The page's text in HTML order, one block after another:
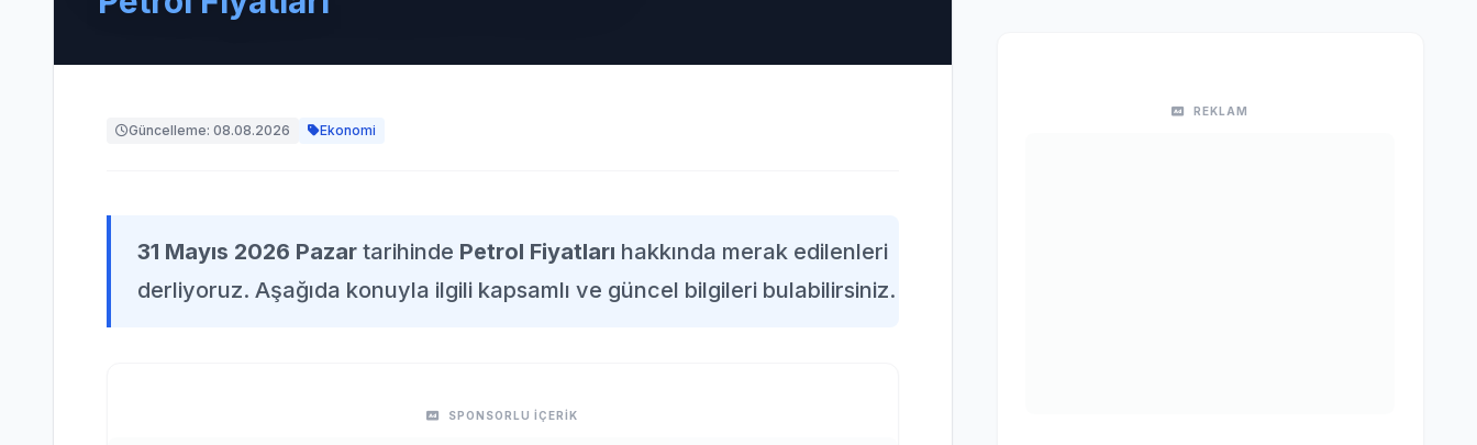
Güncelleme: 08.08.2026 Ekonomi
31 Mayıs 2026 Pazar tarihinde Petrol Fiyatları hakkında merak edilenleri
derliyoruz. Aşağıda konuyla ilgili kapsamlı ve güncel bilgileri bulabilirsiniz.
SPONSORLU İÇERİK
REKLAM